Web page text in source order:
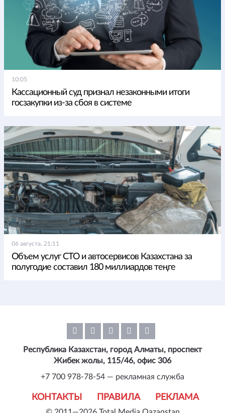
10:05
Кассационный суд признал незаконными итоги
госзакупки из-за сбоя в системе
06 августа, 21:11
Объем услуг СТО и автосервисов Казахстана за
полугодие составил 180 миллиардов теңге
КОНТАКТЫ ПРАВИЛА РЕКЛАМА
Республика Казахстан, город Алматы, проспект
Жибек жолы, 115/46, офис 306
+7 700 978-78-54 — рекламная служба